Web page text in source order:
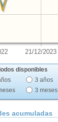
21/12/2023
disponibles
3 años
3 meses
acumuladas